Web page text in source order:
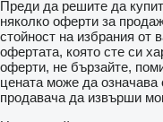
Преди да решите да
няколко оферти за
стойност на избрания от
офертата, която сте си
оферти, не бързайте,
цената може да означава
продавача да извърши